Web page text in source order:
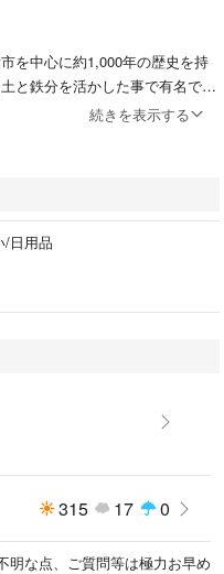
を中心に約1,000年の歴史を持
と鉄分を活かした事で有名です
ど）」の牛の置物は、伝統的な
物の置物として親しまれていま
続きを表示する
/日用品
315 17 0
明な点、ご質問等は極力お早め